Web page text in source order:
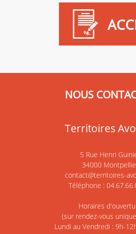
NOUS
Territoires
5 Rue Henri
34000
contact@territoires-
Téléphone :
Horaires
(sur rendez-vous
Lundi au Vendredi : 9h-